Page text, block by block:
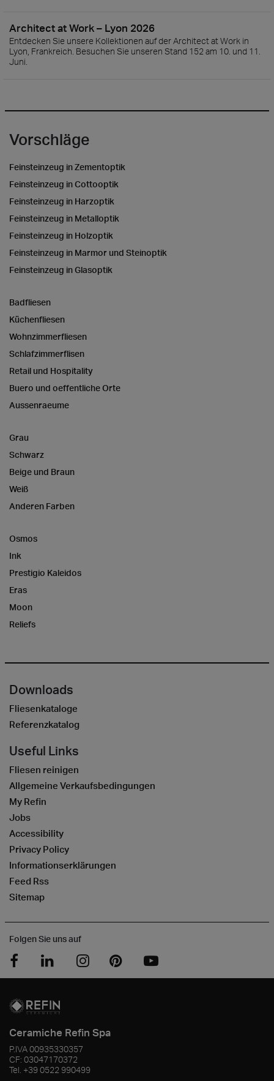
Architect at Work – Lyon 2026
Entdecken Sie unsere Kollektionen auf der Architect at Work in
Lyon, Frankreich. Besuchen Sie unseren Stand 152 am 10. und 11.
Juni.
Vorschläge
Feinsteinzeug in Zementoptik
Feinsteinzeug in Cottooptik
Feinsteinzeug in Harzoptik
Feinsteinzeug in Metalloptik
Feinsteinzeug in Holzoptik
Feinsteinzeug in Marmor und Steinoptik
Feinsteinzeug in Glasoptik
Badfliesen
Küchenfliesen
Wohnzimmerfliesen
Schlafzimmerflisen
Retail und Hospitality
Buero und oeffentliche Orte
Aussenraeume
Grau
Schwarz
Beige und Braun
Weiß
Anderen Farben
Osmos
Ink
Prestigio Kaleidos
Eras
Moon
Reliefs
Downloads
Fliesenkataloge
Referenzkatalog
Useful Links
Fliesen reinigen
Allgemeine Verkaufsbedingungen
My Refin
Jobs
Accessibility
Privacy Policy
Informationserklärungen
Feed Rss
Sitemap
Folgen Sie uns auf
Ceramiche Refin Spa
P.IVA00935330357
CF: 03047170372
Tel. +39 0522 990499